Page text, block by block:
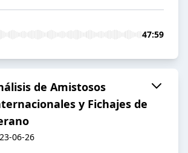
47:59
de Amistosos
y Fichajes de
06-26